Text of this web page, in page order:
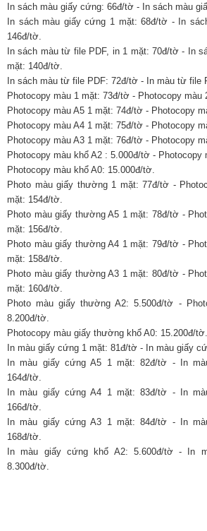
In sách màu giấy cứng: 66đ/tờ - In sách màu
In sách màu giấy cứng 1 mặt: 68đ/tờ - In
146đ/tờ.
In sách màu từ file PDF, in 1 mặt: 70đ/tờ - In
mặt: 140đ/tờ.
In sách màu từ file PDF: 72đ/tờ - In màu từ file
Photocopy màu 1 mặt: 73đ/tờ - Photocopy màu
Photocopy màu A5 1 mặt: 74đ/tờ - Photocopy
Photocopy màu A4 1 mặt: 75đ/tờ - Photocopy
Photocopy màu A3 1 mặt: 76đ/tờ - Photocopy
Photocopy màu khổ A2 : 5.000đ/tờ - Photocopy
Photocopy màu khổ A0: 15.000đ/tờ.
Photo màu giấy thường 1 mặt: 77đ/tờ -
mặt: 154đ/tờ.
Photo màu giấy thường A5 1 mặt: 78đ/tờ -
mặt: 156đ/tờ.
Photo màu giấy thường A4 1 mặt: 79đ/tờ -
mặt: 158đ/tờ.
Photo màu giấy thường A3 1 mặt: 80đ/tờ -
mặt: 160đ/tờ.
Photo màu giấy thường A2: 5.500đ/tờ -
8.200đ/tờ.
Photocopy màu giấy thường khổ A0: 15.200đ/tờ.
In màu giấy cứng 1 mặt: 81đ/tờ - In màu giấy
In màu giấy cứng A5 1 mặt: 82đ/tờ - In
164đ/tờ.
In màu giấy cứng A4 1 mặt: 83đ/tờ - In
166đ/tờ.
In màu giấy cứng A3 1 mặt: 84đ/tờ - In
168đ/tờ.
In màu giấy cứng khổ A2: 5.600đ/tờ - In
8.300đ/tờ.